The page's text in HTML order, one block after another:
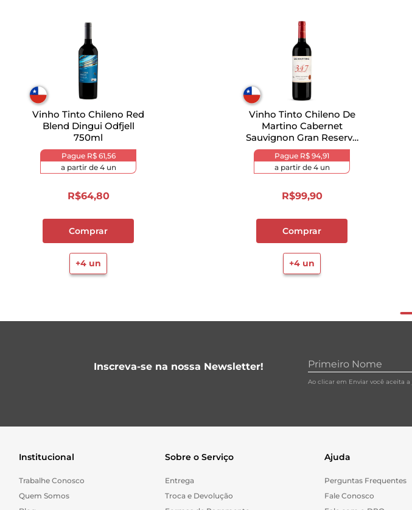
Vinho Tinto Chileno Red
Blend Dingui Odfjell
750ml
Pague R$ 61,56
a partir de 4un
R$64,80
Comprar
+4 un
Vinho Tinto Chileno De
Martino Cabernet
Sauvignon Gran Reserva
Garrafa 750ml
Pague R$ 94,91
a partir de 4un
R$99,90
Comprar
+4 un
Inscreva-se na nossa Newsletter!
Ao clicar em Enviar você aceita a
Institucional
Trabalhe Conosco
Quem Somos
Sobre o Serviço
Entrega
Troca e Devolução
Ajuda
Perguntas Frequentes
Fale Conosco